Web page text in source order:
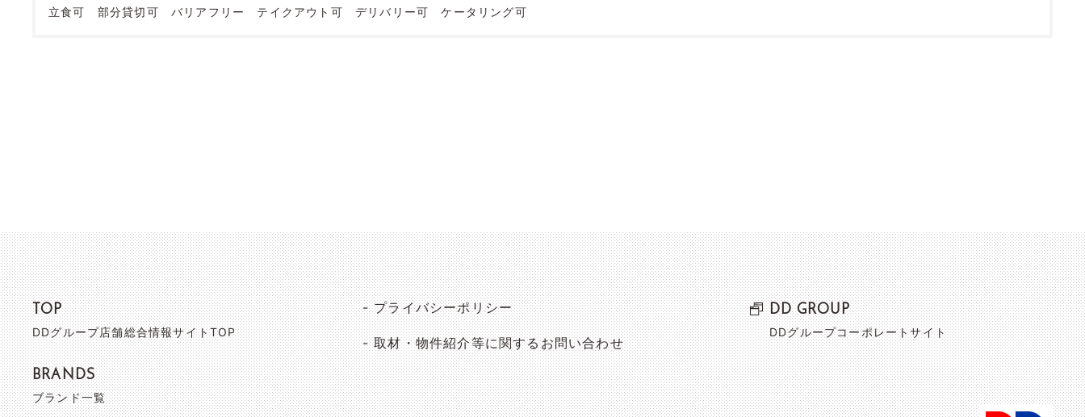
立食可
部分貸切可 バリアフリー テイクアウト可 デリバリー可 ケータリング可
TOP
DDグループ店舗総合情報サイトTOP
BRANDS
ブランド一覧
プライバシーポリシー
取材・物件紹介等に関するお問い合わせ
DD GROUP
DDグループコーポレートサイト